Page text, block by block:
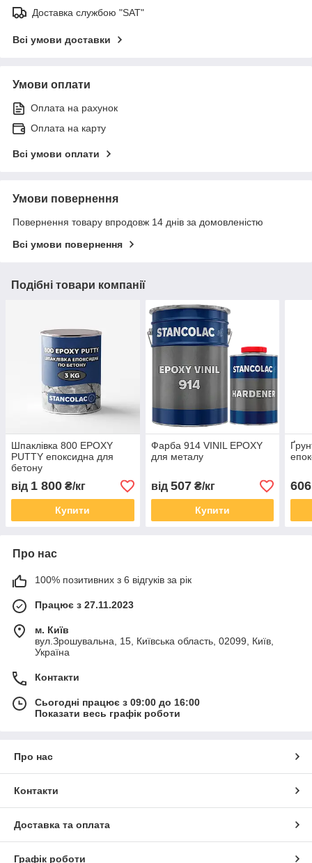
Доставка службою "SAT"
Всі умови доставки
Умови оплати
Оплата на рахунок
Оплата на карту
Всі умови оплати
Умови повернення
Повернення товару впродовж 14 днів за домовленістю
Всі умови повернення
Подібні товари компанії
Шпаклівка 800 EPOXY
PUTTY епоксидна для
бетону
від 1 800 ₴/кг
Купити
Фарба 914 VINIL EPOXY
для металу
від 507₴/кг
Купити
Про нас
100% позитивних з 6 відгуків за рік
Працює з 27.11.2023
м. Київ
вул.Зрошувальна, 15, Київська область, 02099, Київ,
Україна
Контакти
Сьогодні працює з 09:00 до 16:00
Показати весь графік роботи
Про нас
Контакти
Доставка та оплата
Графік роботи